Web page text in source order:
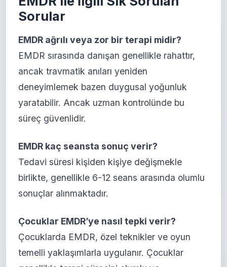
Sorular
EMDR ağrılı veya zor bir terapi midir?
EMDR sırasında danışan genellikle rahattır,
ancak travmatik anıları yeniden
deneyimlemek bazen duygusal yoğunluk
yaratabilir. Ancak uzman kontrolünde bu
süreç güvenlidir.
EMDR kaç seansta sonuç verir?
Tedavi süresi kişiden kişiye değişmekle
birlikte, genellikle 6-12 seans arasında olumlu
sonuçlar alınmaktadır.
Çocuklar EMDR’ye nasıl tepki verir?
Çocuklarda EMDR, özel teknikler ve oyun
temelli yaklaşımlarla uygulanır. Çocuklar